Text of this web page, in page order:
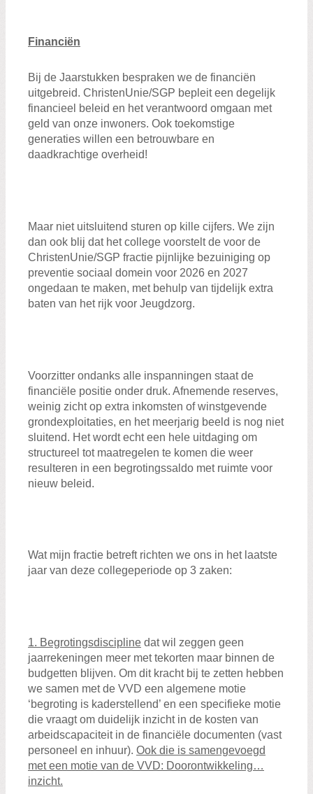
Financiën
Bij de Jaarstukken bespraken we de financiën
uitgebreid. ChristenUnie/SGP bepleit een degelijk
financieel beleid en het verantwoord omgaan met
geld van onze inwoners. Ook toekomstige
generaties willen een betrouwbare en
daadkrachtige overheid!
Maar niet uitsluitend sturen op kille cijfers. We zijn
dan ook blij dat het college voorstelt de voor de
ChristenUnie/SGP fractie pijnlijke bezuiniging op
preventie sociaal domein voor 2026 en 2027
ongedaan te maken, met behulp van tijdelijk extra
baten van het rijk voor Jeugdzorg.
Voorzitter ondanks alle inspanningen staat de
financiële positie onder druk. Afnemende reserves,
weinig zicht op extra inkomsten of winstgevende
grondexploitaties, en het meerjarig beeld is nog niet
sluitend. Het wordt echt een hele uitdaging om
structureel tot maatregelen te komen die weer
resulteren in een begrotingssaldo met ruimte voor
nieuw beleid.
Wat mijn fractie betreft richten we ons in het laatste
jaar van deze collegeperiode op 3 zaken:
1. Begrotingsdiscipline dat wil zeggen geen
jaarrekeningen meer met tekorten maar binnen de
budgetten blijven. Om dit kracht bij te zetten hebben
we samen met de VVD een algemene motie
‘begroting is kaderstellend’ en een specifieke motie
die vraagt om duidelijk inzicht in de kosten van
arbeidscapaciteit in de financiële documenten (vast
personeel en inhuur). Ook die is samengevoegd
met een motie van de VVD: Doorontwikkeling…
inzicht.